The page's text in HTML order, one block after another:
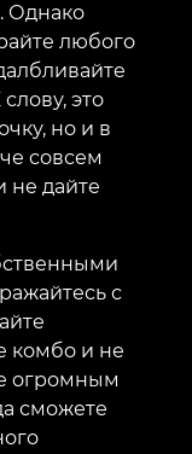
Однако
любого
это
но и в
совсем
не дайте
с
комбо и не
огромным
сможете